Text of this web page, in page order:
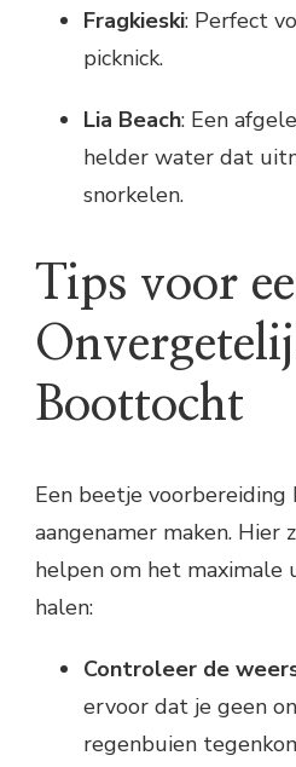
Fragkieski: Perfect
picknick.
Lia Beach: Een
helder water dat
snorkelen.
Tips voor
Boottocht
Een beetje
aangenamer maken. Hier
helpen om het maximale
halen:
Controleer de
ervoor dat je geen
regenbuien